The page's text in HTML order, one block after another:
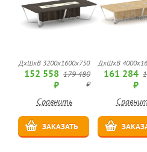
ДхШхВ 3200х1600х750
152 558
₽
179 480
₽
Сравнить
ЗАКАЗАТЬ
ДхШхВ
161 284
₽